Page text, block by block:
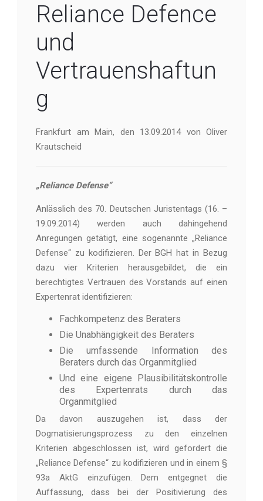
Reliance Defence
und
Vertrauenshaftun
g
Frankfurt am Main, den 13.09.2014 von Oliver
Krautscheid
„Reliance Defense“
Anlässlich des 70. Deutschen Juristentags (16. –
19.09.2014) werden auch dahingehend
Anregungen getätigt, eine sogenannte „Reliance
Defense“ zu kodifizieren. Der BGH hat in Bezug
dazu vier Kriterien herausgebildet, die ein
berechtigtes Vertrauen des Vorstands auf einen
Expertenrat identifizieren:
Fachkompetenz des Beraters
Die Unabhängigkeit des Beraters
Die umfassende Information des
Beraters durch das Organmitglied
Und eine eigene Plausibilitätskontrolle
des Expertenrats durch das
Organmitglied
Da davon auszugehen ist, dass der
Dogmatisierungsprozess zu den einzelnen
Kriterien abgeschlossen ist, wird gefordert die
„Reliance Defense“ zu kodifizieren und in einem §
93a AktG einzufügen. Dem entgegnet die
Auffassung, dass bei der Positivierung des